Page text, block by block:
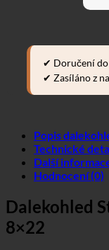
✔ Doručení do
✔ Zasíláno z
Popis
Technické
Další
Hodnocení (0)
Dalekohled
8×22